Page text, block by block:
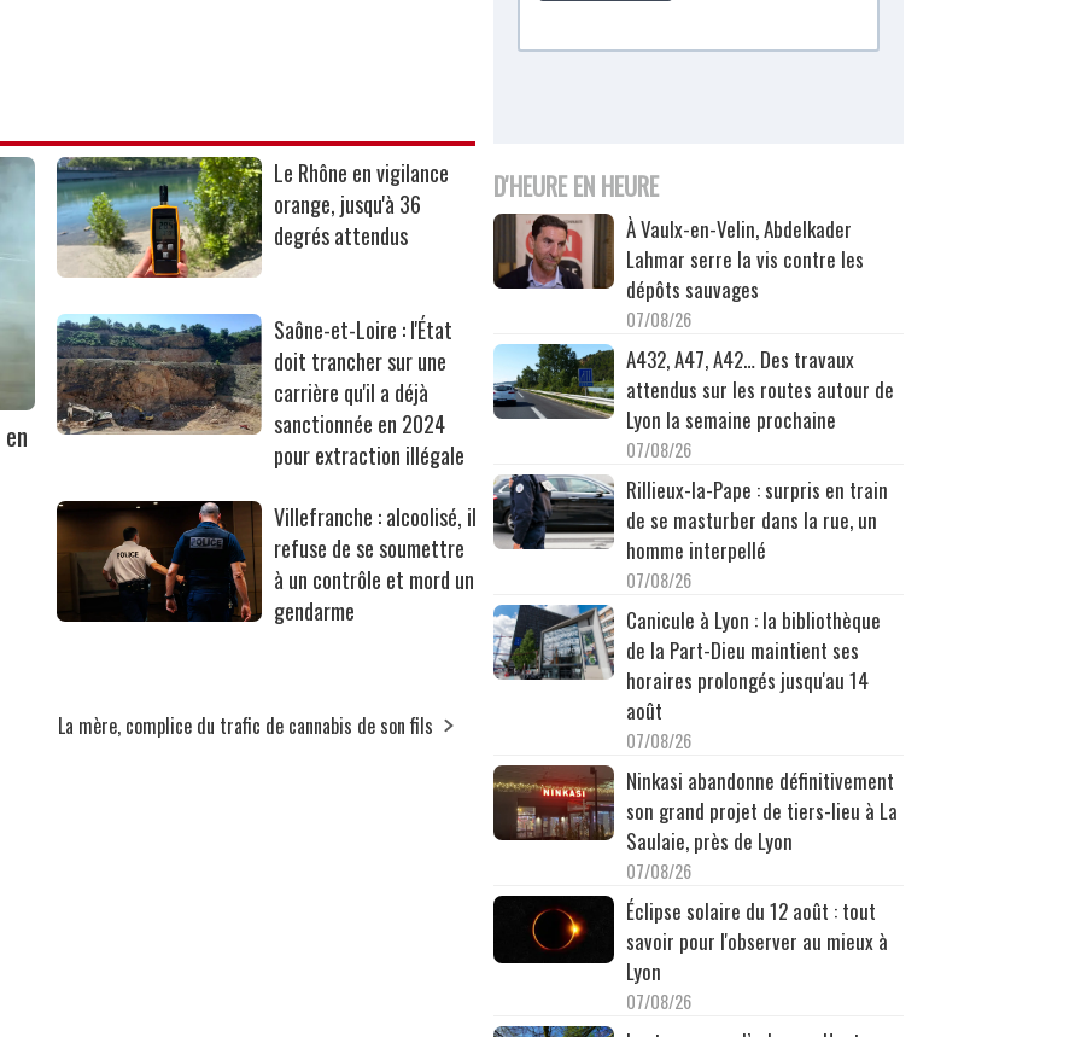
Le Rhône en vigilance
orange, jusqu'à 36
degrés attendus
Saône-et-Loire : l'État
doit trancher sur une
carrière qu'il a déjà
sanctionnée en 2024
pour extraction illégale
Villefranche : alcoolisé, il
refuse de se soumettre
à un contrôle et mord un
gendarme
La mère, complice du trafic de cannabis de son fils
D'HEURE EN HEURE
À Vaulx-en-Velin, Abdelkader
Lahmar serre la vis contre les
dépôts sauvages
07/08/26
A432, A47, A42… Des travaux
attendus sur les routes autour de
Lyon la semaine prochaine
07/08/26
Rillieux-la-Pape : surpris en train
de se masturber dans la rue, un
homme interpellé
07/08/26
Canicule à Lyon : la bibliothèque
de la Part-Dieu maintient ses
horaires prolongés jusqu'au 14
août
07/08/26
Ninkasi abandonne définitivement
son grand projet de tiers-lieu à La
Saulaie, près de Lyon
07/08/26
Éclipse solaire du 12 août : tout
savoir pour l'observer au mieux à
Lyon
07/08/26